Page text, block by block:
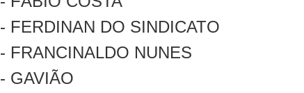
- FERDINAN DO SINDICATO
- FRANCINALDO NUNES
- GAVIÃO